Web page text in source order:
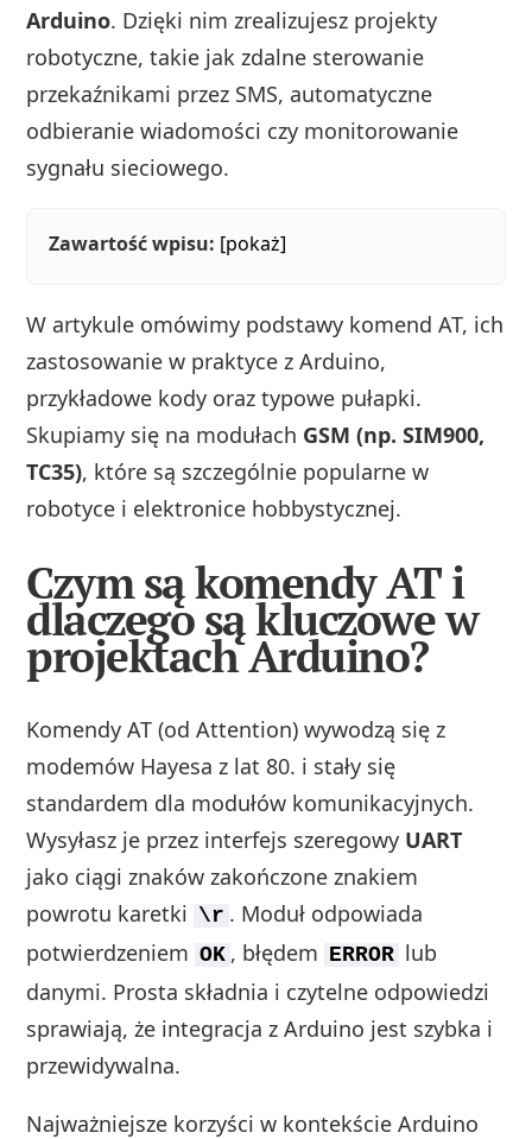
Arduino. Dzięki nim zrealizujesz projekty
robotyczne, takie jak zdalne sterowanie
przekaźnikami przez SMS, automatyczne
odbieranie wiadomości czy monitorowanie
sygnału sieciowego.
Zawartość wpisu: [pokaż]
W artykule omówimy podstawy komend AT, ich
zastosowanie w praktyce z Arduino,
przykładowe kody oraz typowe pułapki.
Skupiamy się na modułach GSM (np. SIM900,
TC35), które są szczególnie popularne w
robotyce i elektronice hobbystycznej.
Czym są komendy AT i
dlaczego są kluczowe w
projektach Arduino?
Komendy AT (od Attention) wywodzą się z
modemów Hayesa z lat 80. i stały się
standardem dla modułów komunikacyjnych.
Wysyłasz je przez interfejs szeregowy UART
jako ciągi znaków zakończone znakiem
powrotu karetki \r . Moduł odpowiada
potwierdzeniem OK , błędem ERROR lub
danymi. Prosta składnia i czytelne odpowiedzi
sprawiają, że integracja z Arduino jest szybka i
przewidywalna.
Najważniejsze korzyści w kontekście Arduino